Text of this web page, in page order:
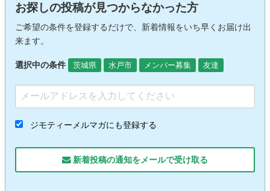
お探しの投稿が見つからなかった方
ご希望の条件を登録するだけで、新着情報をいち早くお届け出
来ます。
選択中の条件 茨城県 水戸市 メンバー募集 友達
ジモティーメルマガにも登録する
新着投稿の通知をメールで受け取る